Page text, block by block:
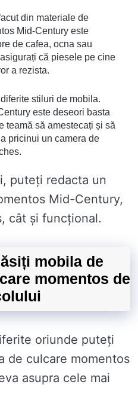
din materiale de
Mid-Century este
de cafea, ocna sau
că piesele pe cine
a rezista.
stiluri de mobila.
este deseori basta
teamă să amestecați și să
pricinui un camera de
puteți redacta un
Mid-Century,
cât și funcțional.
mobila de
momentos de
oriunde puteți
de culcare momentos
asupra cele mai